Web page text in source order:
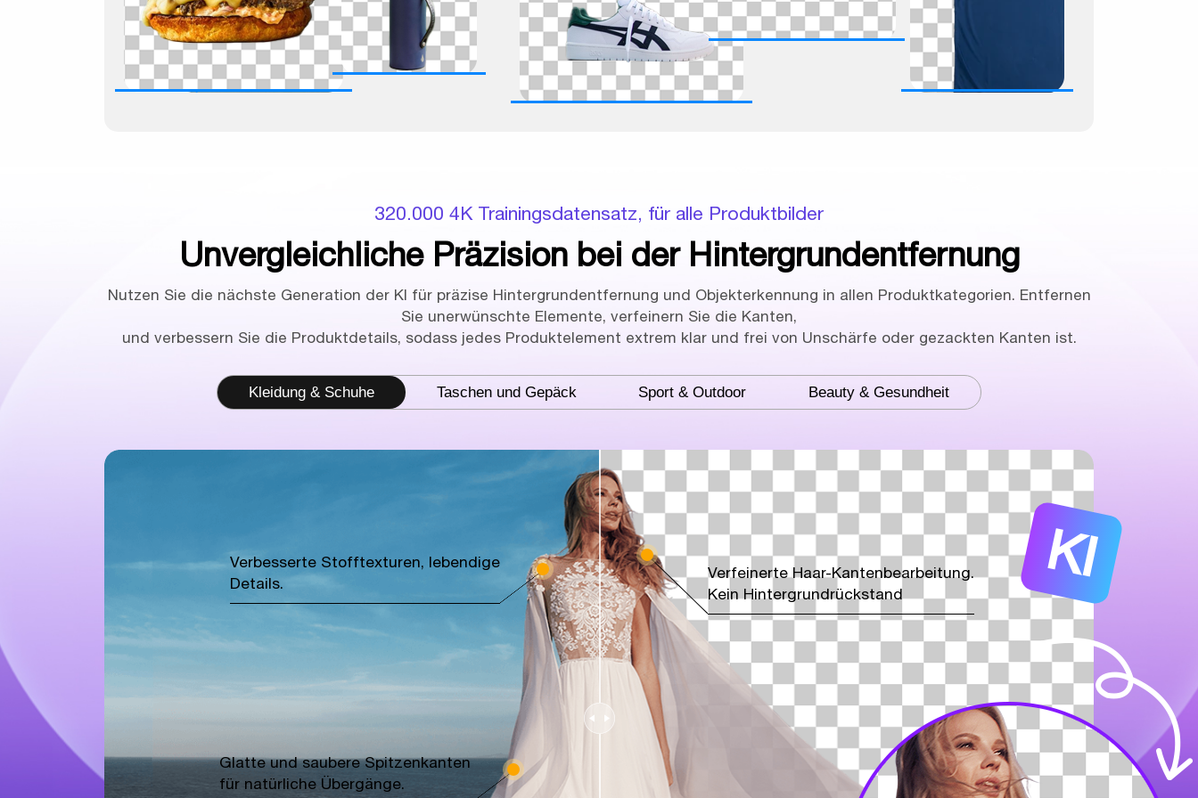
320.000 4K Trainingsdatensatz, für alle Produktbilder
Unvergleichliche Präzision bei der Hintergrundentfernung
Nutzen Sie die nächste Generation der KI für präzise Hintergrundentfernung und Objekterkennung in allen Produktkategorien. Entfernen
Sie unerwünschte Elemente, verfeinern Sie die Kanten,
und verbessern Sie die Produktdetails, sodass jedes Produktelement extrem klar und frei von Unschärfe oder gezackten Kanten ist.
Kleidung & Schuhe Taschen und Gepäck Sport & Outdoor Beauty & Gesundheit
Verbesserte Stofftexturen, lebendige
Details.
Glatte und saubere Spitzenkanten
für natürliche Übergänge.
Verfeinerte Haar-Kantenbearbeitung.
Kein Hintergrundrückstand
KI